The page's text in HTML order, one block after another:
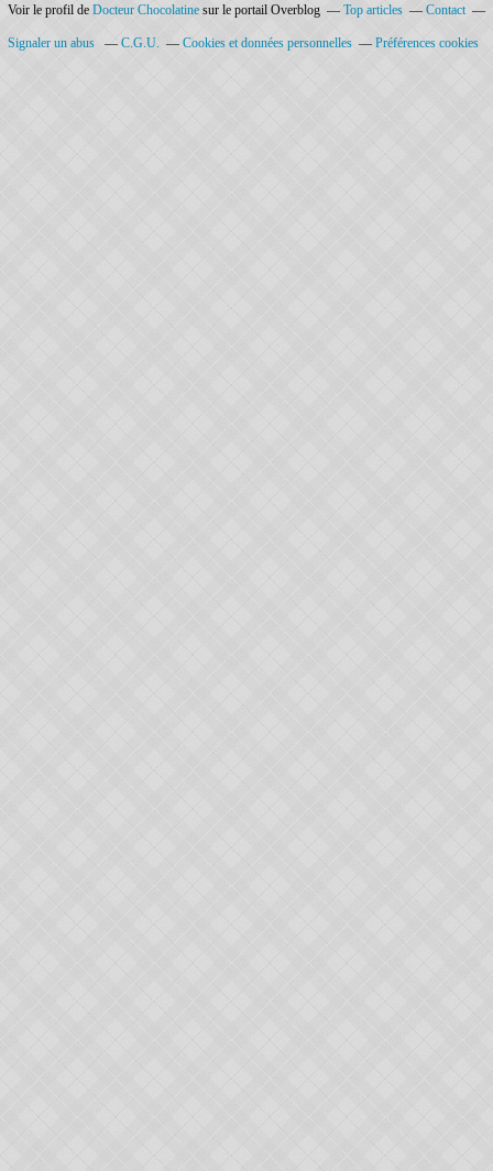
Voir le profil de Docteur Chocolatine sur le portail Overblog Top articles Contact
Signaler un abus C.G.U. Cookies et données personnelles Préférences cookies